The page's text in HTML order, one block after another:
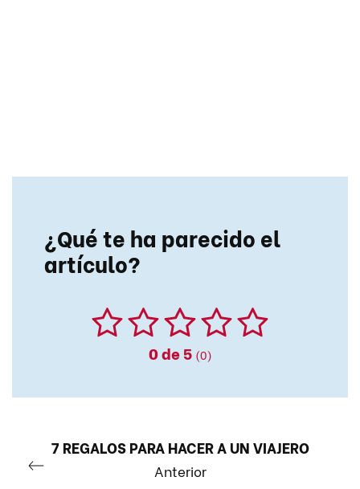
¿Qué te ha parecido el
artículo?
0de 5 (0)
7 REGALOS PARA HACER A UN VIAJERO
Anterior